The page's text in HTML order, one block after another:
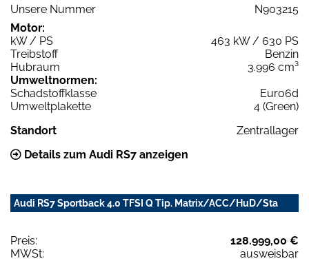
Unsere Nummer
N903215
Motor:
kW / PS
463 kW / 630 PS
Treibstoff
Benzin
Hubraum
3.996 cm³
Umweltnormen:
Schadstoffklasse
Euro6d
Umweltplakette
4 (Green)
Standort
Zentrallager
Details zum Audi RS7 anzeigen
Audi RS7 Sportback 4.0 TFSI Q Tip. Matrix/ACC/HuD/Sta
Preis:
128.999,00 €
MWSt:
ausweisbar